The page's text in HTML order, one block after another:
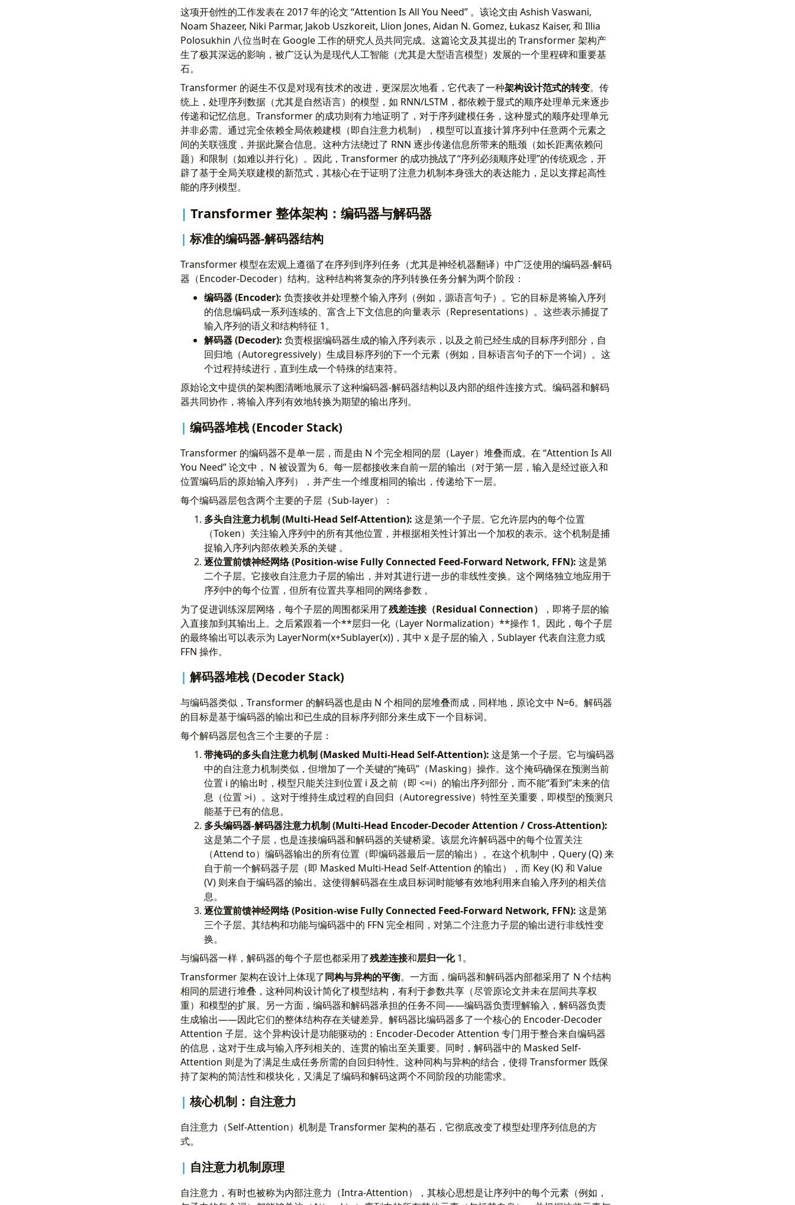
这项开创性的工作发表在 2017 年的论文 “Attention Is All You Need” 。该论文由 Ashish Vaswani,
Noam Shazeer, Niki Parmar, Jakob Uszkoreit, Llion Jones, Aidan N. Gomez, Łukasz Kaiser, 和 Illia
Polosukhin 八位当时在 Google 工作的研究人员共同完成。这篇论文及其提出的 Transformer 架构产
生了极其深远的影响，被广泛认为是现代人工智能（尤其是大型语言模型）发展的一个里程碑和重要基
石。
Transformer 的诞生不仅是对现有技术的改进，更深层次地看，它代表了一种架构设计范式的转变。传
统上，处理序列数据（尤其是自然语言）的模型，如 RNN/LSTM，都依赖于显式的顺序处理单元来逐步
传递和记忆信息。Transformer 的成功则有力地证明了，对于序列建模任务，这种显式的顺序处理单元
并非必需。通过完全依赖全局依赖建模（即自注意力机制），模型可以直接计算序列中任意两个元素之
间的关联强度，并据此聚合信息。这种方法绕过了 RNN 逐步传递信息所带来的瓶颈（如长距离依赖问
题）和限制（如难以并行化）。因此，Transformer 的成功挑战了“序列必须顺序处理”的传统观念，开
辟了基于全局关联建模的新范式，其核心在于证明了注意力机制本身强大的表达能力，足以支撑起高性
能的序列模型。
Transformer 整体架构：编码器与解码器
标准的编码器-解码器结构
Transformer 模型在宏观上遵循了在序列到序列任务（尤其是神经机器翻译）中广泛使用的编码器-解码
器（Encoder-Decoder）结构。这种结构将复杂的序列转换任务分解为两个阶段：
编码器 (Encoder): 负责接收并处理整个输入序列（例如，源语言句子）。它的目标是将输入序列
的信息编码成一系列连续的、富含上下文信息的向量表示（Representations）。这些表示捕捉了
输入序列的语义和结构特征 1。
解码器 (Decoder): 负责根据编码器生成的输入序列表示，以及之前已经生成的目标序列部分，自
回归地（Autoregressively）生成目标序列的下一个元素（例如，目标语言句子的下一个词）。这
个过程持续进行，直到生成一个特殊的结束符。
原始论文中提供的架构图清晰地展示了这种编码器-解码器结构以及内部的组件连接方式。编码器和解码
器共同协作，将输入序列有效地转换为期望的输出序列。
编码器堆栈 (Encoder Stack)
Transformer 的编码器不是单一层，而是由 N 个完全相同的层（Layer）堆叠而成。在 “Attention Is All
You Need” 论文中， N 被设置为 6。每一层都接收来自前一层的输出（对于第一层，输入是经过嵌入和
位置编码后的原始输入序列），并产生一个维度相同的输出，传递给下一层。
每个编码器层包含两个主要的子层（Sub-layer）：
多头自注意力机制 (Multi-Head Self-Attention): 这是第一个子层。它允许层内的每个位置
（Token）关注输入序列中的所有其他位置，并根据相关性计算出一个加权的表示。这个机制是捕
捉输入序列内部依赖关系的关键 。
逐位置前馈神经网络 (Position-wise Fully Connected Feed-Forward Network, FFN): 这是第
二个子层。它接收自注意力子层的输出，并对其进行进一步的非线性变换。这个网络独立地应用于
序列中的每个位置，但所有位置共享相同的网络参数 。
为了促进训练深层网络，每个子层的周围都采用了残差连接（Residual Connection）
，即将子层的输
入直接加到其输出上。之后紧跟着一个**层归一化（Layer Normalization）**操作 1。因此，每个子层
的最终输出可以表示为 LayerNorm(x+Sublayer(x))，其中 x 是子层的输入，Sublayer 代表自注意力或
FFN 操作。
解码器堆栈 (Decoder Stack)
与编码器类似，Transformer 的解码器也是由 N 个相同的层堆叠而成，同样地，原论文中 N=6。解码器
的目标是基于编码器的输出和已生成的目标序列部分来生成下一个目标词。
每个解码器层包含三个主要的子层：
带掩码的多头自注意力机制 (Masked Multi-Head Self-Attention): 这是第一个子层。它与编码器
中的自注意力机制类似，但增加了一个关键的“掩码”（Masking）操作。这个掩码确保在预测当前
位置 i 的输出时，模型只能关注到位置 i 及之前（即 <=i）的输出序列部分，而不能“看到”未来的信
息（位置 >i）。这对于维持生成过程的自回归（Autoregressive）特性至关重要，即模型的预测只
能基于已有的信息。
多头编码器-解码器注意力机制 (Multi-Head Encoder-Decoder Attention / Cross-Attention):
这是第二个子层，也是连接编码器和解码器的关键桥梁。该层允许解码器中的每个位置关注
（Attend to）编码器输出的所有位置（即编码器最后一层的输出）。在这个机制中，Query (Q) 来
自于前一个解码器子层（即 Masked Multi-Head Self-Attention 的输出），而 Key (K) 和 Value
(V) 则来自于编码器的输出。这使得解码器在生成目标词时能够有效地利用来自输入序列的相关信
息。
逐位置前馈神经网络 (Position-wise Fully Connected Feed-Forward Network, FFN): 这是第
三个子层。其结构和功能与编码器中的 FFN 完全相同，对第二个注意力子层的输出进行非线性变
换。
与编码器一样，解码器的每个子层也都采用了残差连接和层归一化1。
Transformer 架构在设计上体现了同构与异构的平衡。一方面，编码器和解码器内部都采用了 N 个结构
相同的层进行堆叠，这种同构设计简化了模型结构，有利于参数共享（尽管原论文并未在层间共享权
重）和模型的扩展。另一方面，编码器和解码器承担的任务不同——编码器负责理解输入，解码器负责
生成输出——因此它们的整体结构存在关键差异。解码器比编码器多了一个核心的 Encoder-Decoder
Attention 子层。这个异构设计是功能驱动的：Encoder-Decoder Attention 专门用于整合来自编码器
的信息，这对于生成与输入序列相关的、连贯的输出至关重要。同时，解码器中的 Masked Self-
Attention 则是为了满足生成任务所需的自回归特性。这种同构与异构的结合，使得 Transformer 既保
持了架构的简洁性和模块化，又满足了编码和解码这两个不同阶段的功能需求。
核心机制：自注意力
自注意力（Self-Attention）机制是 Transformer 架构的基石，它彻底改变了模型处理序列信息的方
式。
自注意力机制原理
自注意力，有时也被称为内部注意力（Intra-Attention），其核心思想是让序列中的每个元素（例如，